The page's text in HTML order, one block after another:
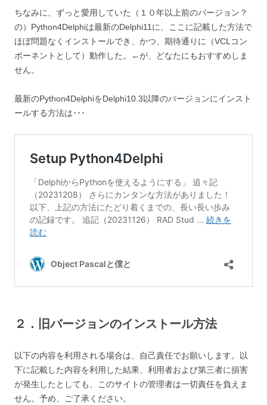
ちなみに、ずっと愛用していた（１０年以上前のバージョン？
の）Python4Delphiは最新のDelphi11に、ここに記載した方法で
ほぼ問題なくインストールでき、かつ、期待通りに（VCLコン
ポーネントとして）動作した。←が、どなたにもおすすめしま
せん。
最新のPython4DelphiをDelphi10.3以降のバージョンにインスト
ールする方法は･･･
２．旧バージョンのインストール方法
以下の内容を利用される場合は、自己責任でお願いします。以
下に記載した内容を利用した結果、利用者および第三者に損害
が発生したとしても、このサイトの管理者は一切責任を負えま
せん。予め、ご了承ください。